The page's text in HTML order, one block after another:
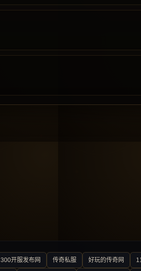
300开服发布网 传奇私服 好玩的传奇网